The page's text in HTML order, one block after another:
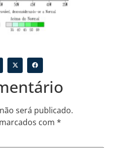
será publicado.
com *